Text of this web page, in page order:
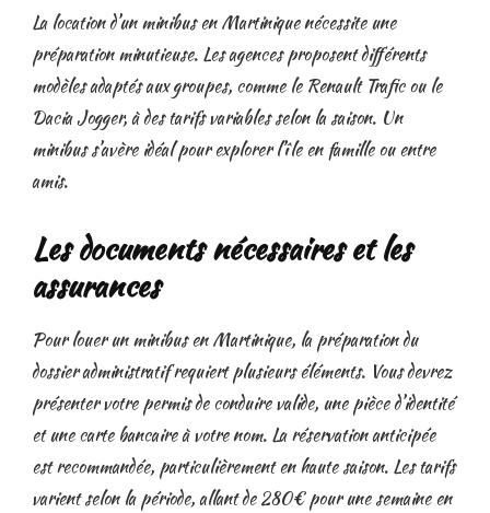
La location d’un minibus en Martinique nécessite une
préparation minutieuse. Les agences proposent différents
modèles adaptés aux groupes, comme le Renault Trafic ou le
Dacia Jogger, à des tarifs variables selon la saison. Un
minibus s’avère idéal pour explorer l’île en famille ou entre
amis.
Les documents nécessaires et les
assurances
Pour louer un minibus en Martinique, la préparation du
dossier administratif requiert plusieurs éléments. Vous devrez
présenter votre permis de conduire valide, une pièce d’identité
et une carte bancaire à votre nom. La réservation anticipée
est recommandée, particulièrement en haute saison. Les tarifs
varient selon la période, allant de 280€ pour une semaine en